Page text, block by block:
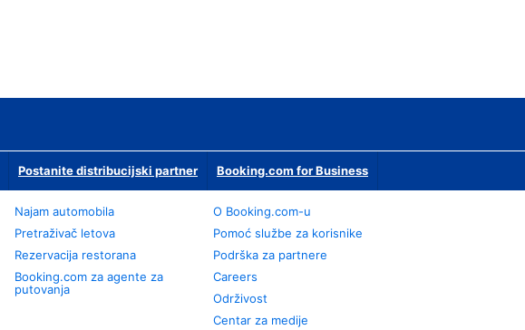
Postanite distribucijski partner Booking.com for Business
Najam automobila
Pretraživač letova
Rezervacija restorana
Booking.com za agente za
putovanja
O Booking.com-u
Pomoć službe za korisnike
Podrška za partnere
Careers
Održivost
Centar za medije